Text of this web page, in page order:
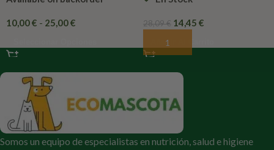
10,00€ - 25,00€ 28,09€ 14,45 €
Añadir Al Carrito
Somos un equipo de especialistas en nutrición, salud e higiene